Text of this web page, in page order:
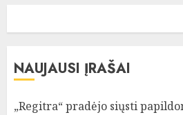
NAUJAUSI ĮRAŠAI
„Regitra“ pradėjo siųsti